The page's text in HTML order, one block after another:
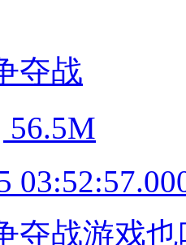
夺战
56.5M
夺战游戏